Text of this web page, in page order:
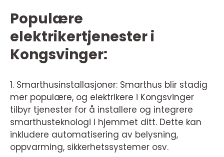
Populære
elektrikertjenester i
Kongsvinger:
1. Smarthusinstallasjoner: Smarthus blir stadig
mer populære, og elektrikere i Kongsvinger
tilbyr tjenester for å installere og integrere
smarthusteknologi i hjemmet ditt. Dette kan
inkludere automatisering av belysning,
oppvarming, sikkerhetssystemer osv.